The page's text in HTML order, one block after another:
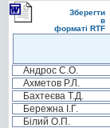
Зберегти
в
форматі RTF
Андрос С.О.
Ахметов Р.Л.
Бахтеєва Т.Д.
Бережна І.Г.
Білий О.П.